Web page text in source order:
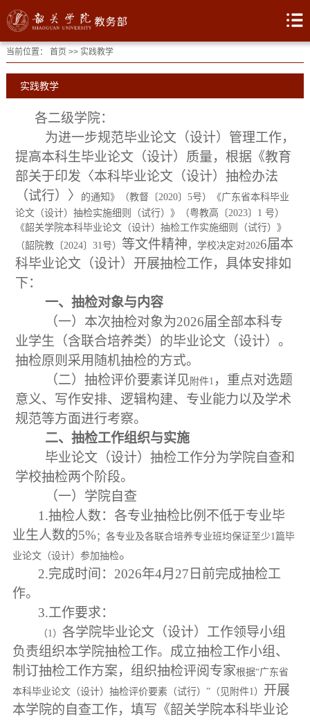
当前位置： 首页 >> 实践教学
实践教学
各二级学院：
为进一步规范毕业论文（设计）管理工作，
提高本科生毕业论文（设计）质量，根据《教育
部关于印发 〈本科毕业论文（设计）抽检办法
（试行）
〉 的通知》（教督〔2020〕5号）《广东省本科毕业
论文（设计）抽检实施细则（试行）》（粤教高〔2023〕1 号）
《韶关学院本科毕业论文（设计）抽检工作实施细则（试行）》
（韶院教〔2024〕31号） 等文件精神 ，学校决定对2026届本
科毕业论文（设计）开展抽检工作，具体安排如
下：
一、抽检对象与内容
（一）本次抽检对象为2026届全部本科专
业学生（含联合培养类） 的毕业论文（设计） 。
抽检原则 采用随机抽检的方式。
（二） 抽检评价要素详见 附件1 ， 重点对选题
意义、写作安排、逻辑构建、专业能力以及学术
规范等方面进行考察。
二、抽检工作组织与实施
毕业论文（设计）抽检工作分为学院自查和
学校抽检两个阶段。
（一） 学院自查
1.抽检人数：各专业抽检比例 不低于专业毕
业生人数的5% ；各专业及各联合培养专业班均保证至少1篇毕
业论文（设计）参加抽检。
2.完成时间： 2026年4月 27 日前完成抽检工
作。
3.工作要求：
（1） 各学院毕业论文（设计）工作领导小组
负责组织本学院抽检工作。成立抽检工作小组、
制订抽检工作方案，组织抽检评阅专家根据“广东省
本科毕业论文（设计）抽检评价要素（试行）”（见附件1） 开展
本学院的自查工作，填写 《韶关学院本科毕业论